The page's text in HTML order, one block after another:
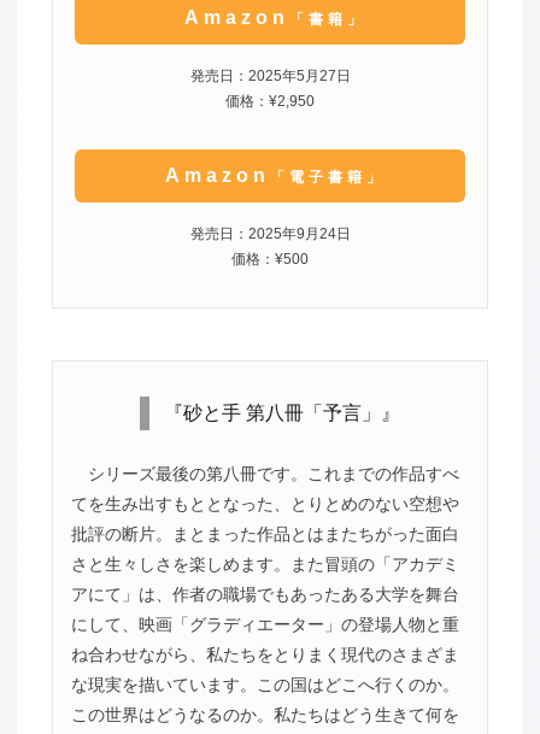
Amazon 「書籍」
発売日：2025年5月27日
価格：¥2,950
Amazon 「電子書籍」
発売日：2025年9月24日
価格：¥500
『砂と手 第八冊「予言」』
シリーズ最後の第八冊です。これまでの作品すべ
てを生み出すもととなった、とりとめのない空想や
批評の断片。まとまった作品とはまたちがった面白
さと生々しさを楽しめます。また冒頭の「アカデミ
アにて」は、作者の職場でもあったある大学を舞台
にして、映画「グラディエーター」の登場人物と重
ね合わせながら、私たちをとりまく現代のさまざま
な現実を描いています。この国はどこへ行くのか。
この世界はどうなるのか。私たちはどう生きて何を